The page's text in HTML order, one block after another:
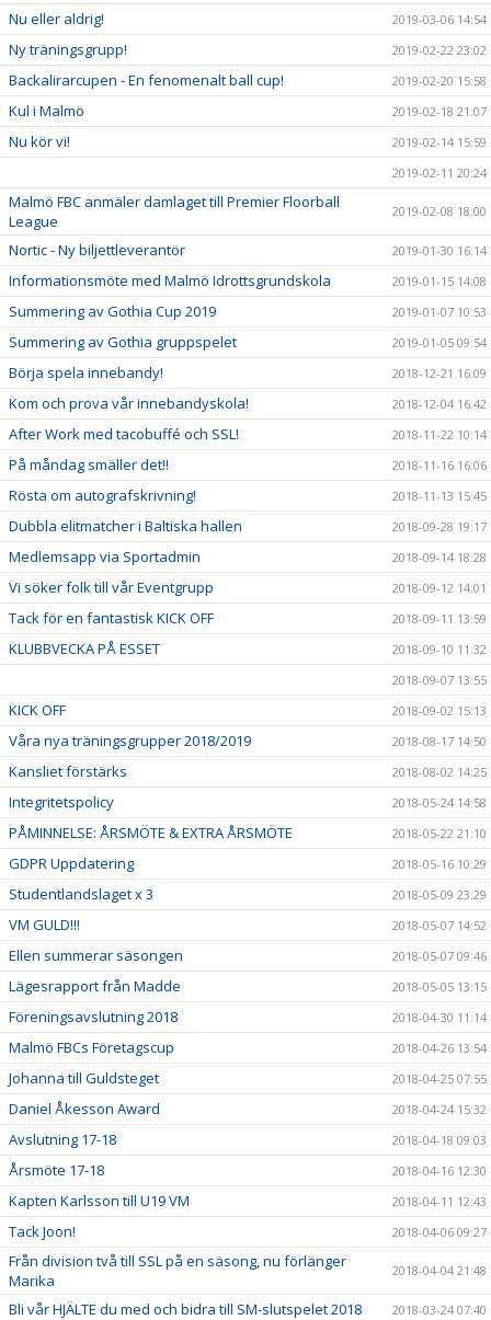
Nu eller aldrig! 2019-03-06 14:54
Ny träningsgrupp! 2019-02-22 23:02
Backalirarcupen - En fenomenalt ball cup! 2019-02-20 15:58
Kul i Malmö 2019-02-18 21:07
Nu kör vi!
2019-02-14 15:59
2019-02-11 20:24
Malmö FBC anmäler damlaget till Premier Floorball
League
2019-02-08 18:00
Nortic - Ny biljettleverantör 2019-01-30 16:14
Informationsmöte med Malmö Idrottsgrundskola 2019-01-15 14:08
Summering av Gothia Cup 2019 2019-01-07 10:53
Summering av Gothia gruppspelet 2019-01-05 09:54
Börja spela innebandy! 2018-12-21 16:09
Kom och prova vår innebandyskola! 2018-12-04 16:42
After Work med tacobuffé och SSL! 2018-11-22 10:14
På måndag smäller det!! 2018-11-16 16:06
Rösta om autografskrivning! 2018-11-13 15:45
Dubbla elitmatcher i Baltiska hallen 2018-09-28 19:17
Medlemsapp via Sportadmin 2018-09-14 18:28
Vi söker folk till vår Eventgrupp 2018-09-12 14:01
Tack för en fantastisk KICK OFF 2018-09-11 13:59
KLUBBVECKA PÅ ESSET
2018-09-10 11:32
2018-09-07 13:55
KICK OFF 2018-09-02 15:13
Våra nya träningsgrupper 2018/2019 2018-08-17 14:50
Kansliet förstärks 2018-08-02 14:25
Integritetspolicy 2018-05-24 14:58
PÅMINNELSE: ÅRSMÖTE & EXTRA ÅRSMÖTE 2018-05-22 21:10
GDPR Uppdatering 2018-05-16 10:29
Studentlandslaget x 3 2018-05-09 23:29
VM GULD!!! 2018-05-07 14:52
Ellen summerar säsongen 2018-05-07 09:46
Lägesrapport från Madde 2018-05-05 13:15
Föreningsavslutning 2018 2018-04-30 11:14
Malmö FBCs Företagscup 2018-04-26 13:54
Johanna till Guldsteget 2018-04-25 07:55
Daniel Åkesson Award 2018-04-24 15:32
Avslutning 17-18 2018-04-18 09:03
Årsmöte 17-18 2018-04-16 12:30
Kapten Karlsson till U19 VM 2018-04-11 12:43
Tack Joon! 2018-04-06 09:27
Från division två till SSL på en säsong, nu förlänger
Marika
2018-04-04 21:48
Bli vår HJÄLTE du med och bidra till SM-slutspelet 2018 2018-03-24 07:40